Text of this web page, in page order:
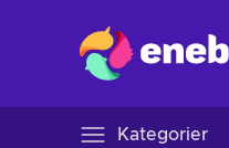
Kategorier